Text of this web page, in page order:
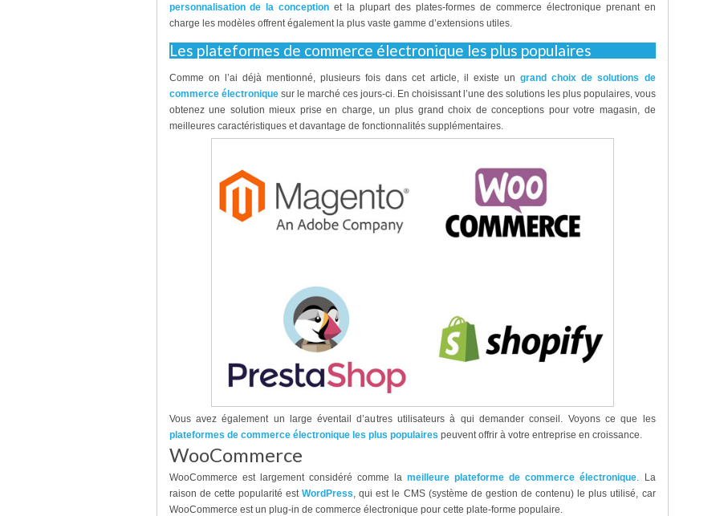
personnalisation de la conception et la plupart des plates-formes de commerce électronique prenant en
charge les modèles offrent également la plus vaste gamme d’extensions utiles.
Les plateformes de commerce électronique les plus populaires
Comme on l’ai déjà mentionné, plusieurs fois dans cet article, il existe ungrand choix de solutions de
commerce électroniquesur le marché ces jours-ci. En choisissant l’une des solutions les plus populaires, vous
obtenez une solution mieux prise en charge, un plus grand choix de conceptions pour votre magasin, de
meilleures caractéristiques et davantage de fonctionnalités supplémentaires.
Vous avez également un large éventail d’autres utilisateurs à qui demander conseil. Voyons ce que les
plateformes de commerce électronique les plus populaires peuvent offrir à votre entreprise en croissance.
WooCommerce
WooCommerce est largement considéré comme lameilleure plateforme de commerce électronique. La
raison de cette popularité estWordPress, qui est le CMS (système de gestion de contenu) le plus utilisé, car
WooCommerce est un plug-in de commerce électronique pour cette plate-forme populaire.